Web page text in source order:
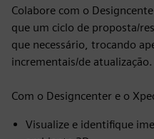
Colabore com o
que um ciclo de proposta/
que necessário, trocando
incrementais/de atualização.
Com o Designcenter e o
Visualize e identifique